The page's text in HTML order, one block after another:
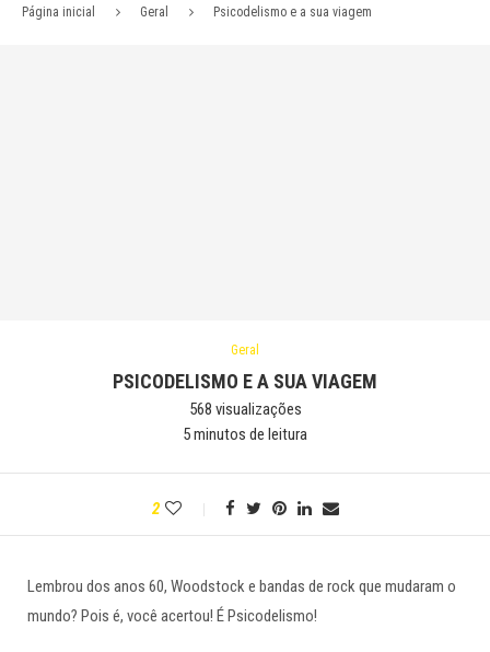
Página inicial Geral Psicodelismo e a sua viagem
Geral
PSICODELISMO E A SUA VIAGEM
568 visualizações
5 minutos de leitura
2
Lembrou dos anos 60, Woodstock e bandas de rock que mudaram o
mundo? Pois é, você acertou! É Psicodelismo!